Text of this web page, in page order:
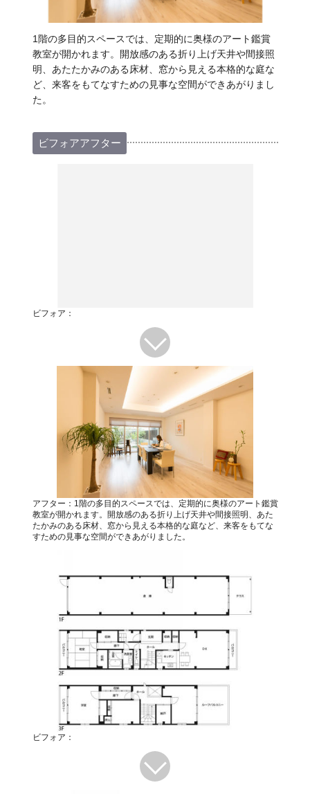
1階の多目的スペースでは、定期的に奥様のアート鑑賞
教室が開かれます。開放感のある折り上げ天井や間接照
明、あたたかみのある床材、窓から見える本格的な庭な
ど、来客をもてなすための見事な空間ができあがりまし
た。
ビフォアアフター
ビフォア：
アフター：1階の多目的スペースでは、定期的に奥様のアート鑑賞
教室が開かれます。開放感のある折り上げ天井や間接照明、あた
たかみのある床材、窓から見える本格的な庭など、来客をもてな
すための見事な空間ができあがりました。
ビフォア：